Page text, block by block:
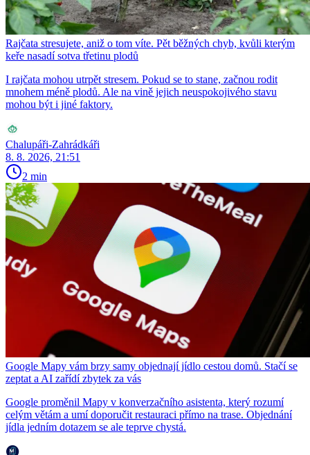
Rajčata stresujete, aniž o tom víte. Pět běžných chyb, kvůli kterým
keře nasadí sotva třetinu plodů
I rajčata mohou utrpět stresem. Pokud se to stane, začnou rodit
mnohem méně plodů. Ale na vině jejich neuspokojivého stavu
mohou být i jiné faktory.
Chalupáři-Zahrádkáři
8. 8. 2026, 21:51
2 min
Google Mapy vám brzy samy objednají jídlo cestou domů. Stačí se
zeptat a AI zařídí zbytek za vás
Google proměnil Mapy v konverzačního asistenta, který rozumí
celým větám a umí doporučit restauraci přímo na trase. Objednání
jídla jedním dotazem se ale teprve chystá.